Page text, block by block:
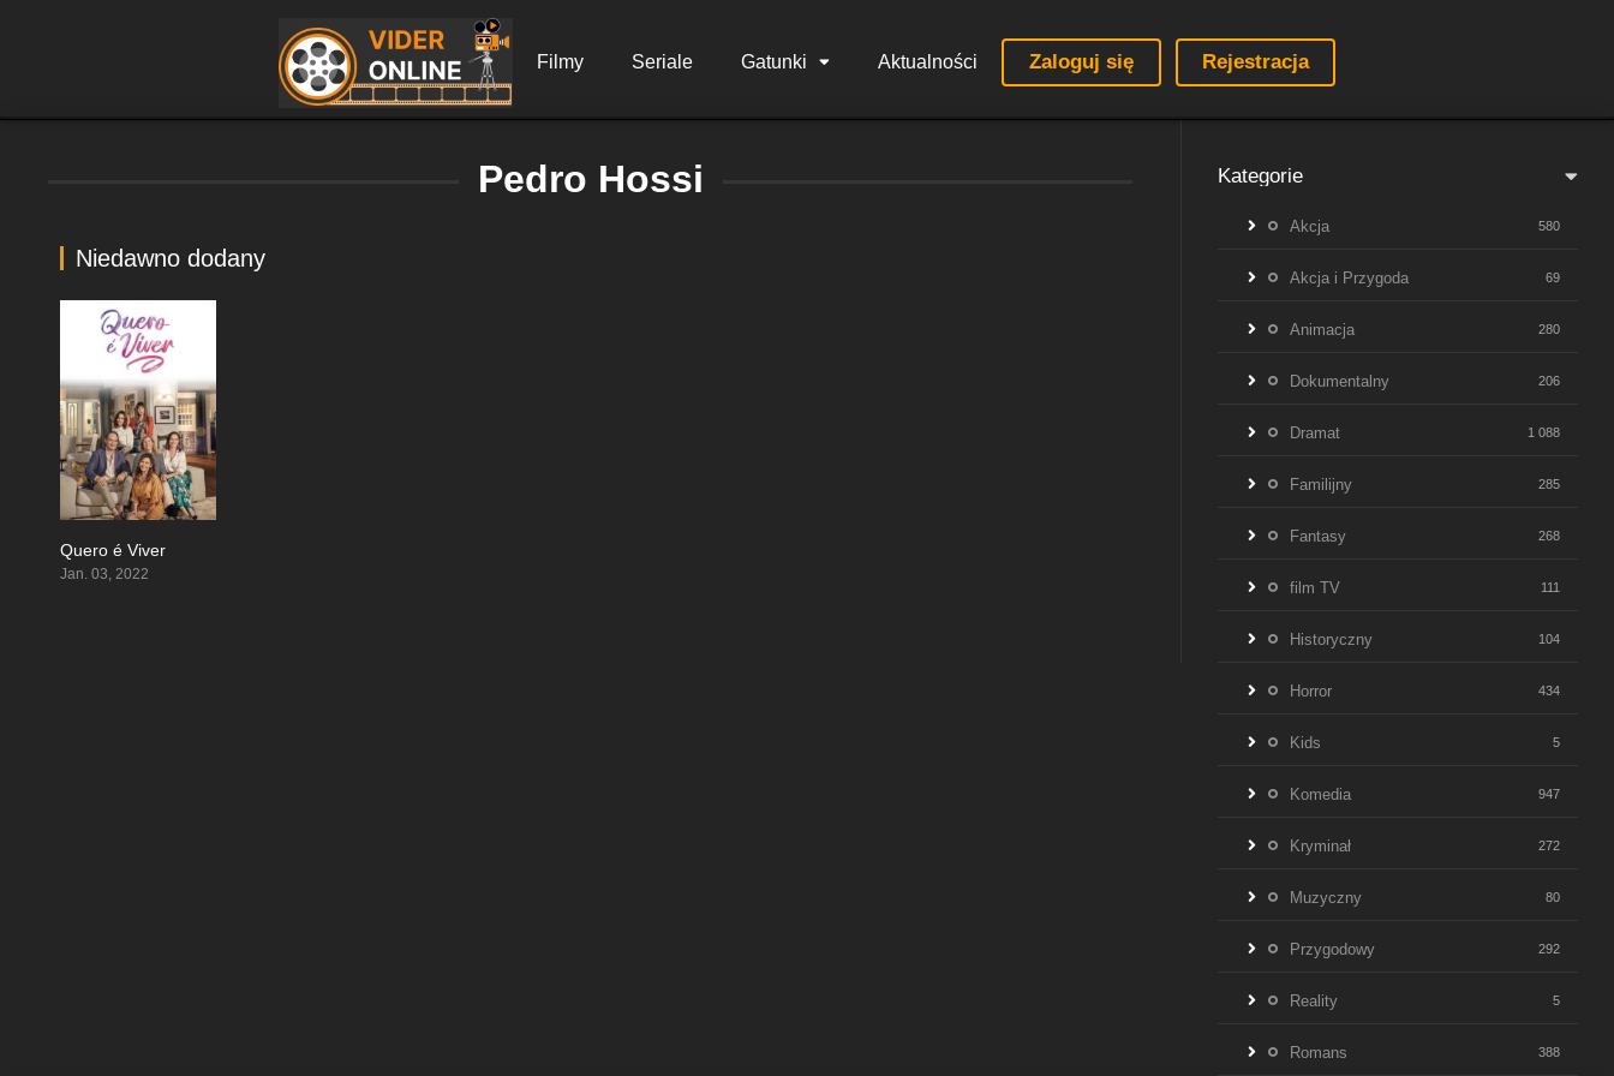
Filmy Seriale Gatunki Aktualności Zaloguj się Rejestracja
Pedro Hossi
Niedawno dodany
Quero é Viver
Jan. 03, 2022
Kategorie
Akcja 580
Akcja i Przygoda 69
Animacja 280
Dokumentalny 206
Dramat 1 088
Familijny 285
Fantasy 268
film TV 111
Historyczny 104
Horror 434
Kids 5
Komedia 947
Kryminał 272
Muzyczny 80
Przygodowy 292
Reality 5
Romans 388